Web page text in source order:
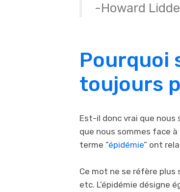
-Howard
Pourquoi
toujours
Est-il donc vrai que nous
que nous sommes face
terme “épidémie” ont
Ce mot ne se réfère plus
etc. L’épidémie désigne